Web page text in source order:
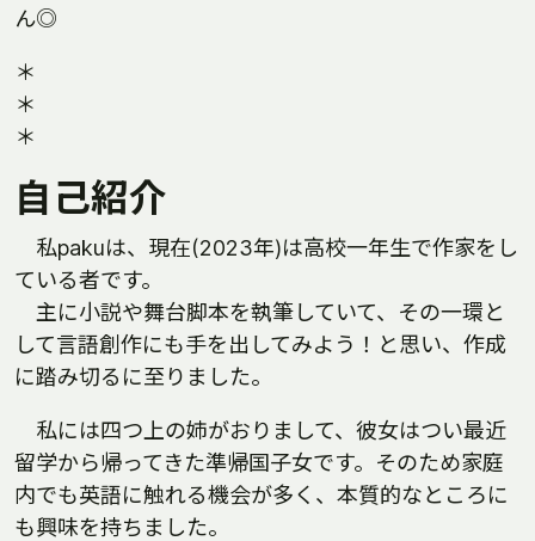
ん◎
＊
＊
＊
自己紹介
私pakuは、現在(2023年)は高校一年生で作家をし
ている者です。
主に小説や舞台脚本を執筆していて、その一環と
して言語創作にも手を出してみよう！と思い、作成
に踏み切るに至りました。
私には四つ上の姉がおりまして、彼女はつい最近
留学から帰ってきた準帰国子女です。そのため家庭
内でも英語に触れる機会が多く、本質的なところに
も興味を持ちました。